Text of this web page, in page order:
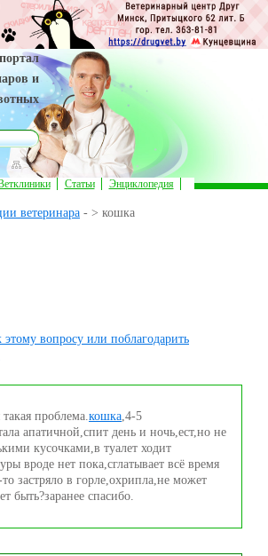
и
ветеринара - > кошка
вопросу или поблагодарить
проблема.кошка,4-5
апатичной,спит день и ночь,ест,но не
кусочками,в туалет ходит
вроде нет пока,сглатывает всё время
застряло в горле,охрипла,не может
быть?заранее спасибо.
Статьи Энциклопедия